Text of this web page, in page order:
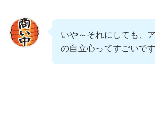
いや～それにしても、
の自立心ってすごいです